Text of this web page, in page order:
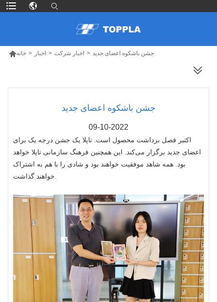
خانه > اخبار > اخبار شرکت > جشن باشکوه اعضای جدید
جشن باشکوه اعضای جدید
09-10-2022
اکتبر فصل برداشت محصول است. تاپلا یک جشن درجه یک برای
اعضای جدید برگزار می‌کند. این همچنین فرهنگ سازمانی تاپلا خواهد
بود. همه شاهد موفقیت خواهند بود و شادی را با هم به اشتراک